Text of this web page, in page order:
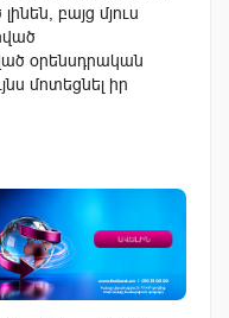
բայց մյուս
օրենսդրական
մոտեցնել իր